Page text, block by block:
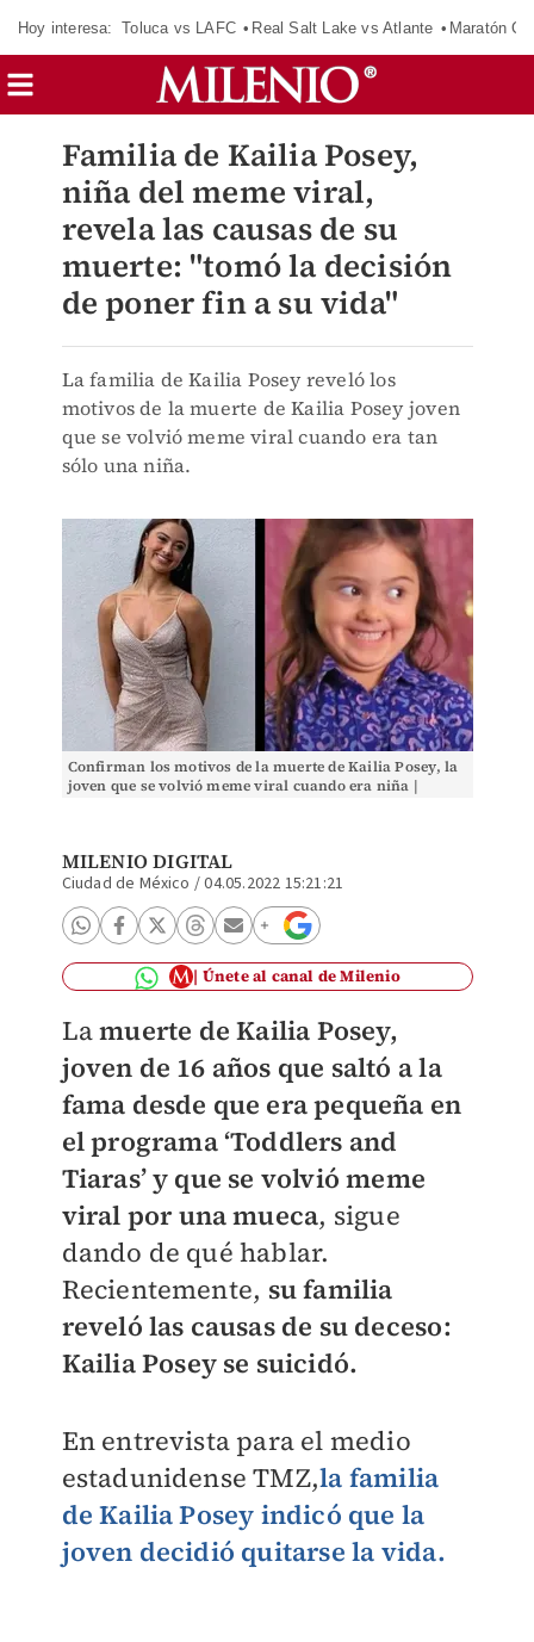
Hoy interesa: Toluca vs LAFC Real Salt Lake vs Atlante Maratón
Familia de Kailia Posey,
niña del meme viral,
revela las causas de su
muerte: "tomó la decisión
de poner fin a su vida"
La familia de Kailia Posey reveló los
motivos de la muerte de Kailia Posey joven
que se volvió meme viral cuando era tan
sólo una niña.
Confirman los motivos de la muerte de Kailia Posey, la
joven que se volvió meme viral cuando era niña |
MILENIO DIGITAL
Ciudad de México /04.05.2022 15:21:21
Únete al canal de Milenio
Lamuerte de Kailia Posey,
joven de 16 años que saltó a la
fama desde que era pequeña en
el programa ‘Toddlers and
Tiaras’ y que se volvió meme
viral por una mueca, sigue
dando de qué hablar.
Recientemente, su familia
reveló las causas de su deceso:
Kailia Posey se suicidó.
En entrevista para el medio
estadunidense TMZ,la familia
de Kailia Posey indicó que la
joven decidió quitarse la vida.